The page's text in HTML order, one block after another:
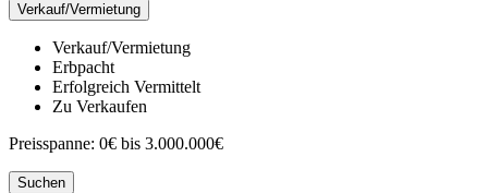
Verkauf/Vermietung
Verkauf/Vermietung
Erbpacht
Erfolgreich Vermittelt
Zu Verkaufen
Preisspanne: 0€ bis 3.000.000€
Suchen